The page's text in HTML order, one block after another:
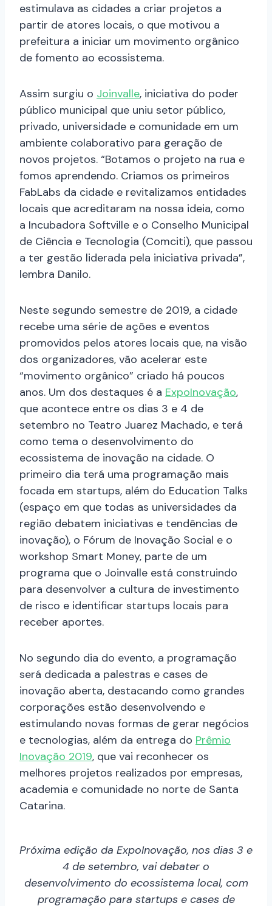
estimulava as cidades a criar projetos a
partir de atores locais, o que motivou a
prefeitura a iniciar um movimento orgânico
de fomento ao ecossistema.
Assim surgiu o Joinvalle, iniciativa do poder
público municipal que uniu setor público,
privado, universidade e comunidade em um
ambiente colaborativo para geração de
novos projetos. “Botamos o projeto na rua e
fomos aprendendo. Criamos os primeiros
FabLabs da cidade e revitalizamos entidades
locais que acreditaram na nossa ideia, como
a Incubadora Softville e o Conselho Municipal
de Ciência e Tecnologia (Comciti), que passou
a ter gestão liderada pela iniciativa privada”,
lembra Danilo.
Neste segundo semestre de 2019, a cidade
recebe uma série de ações e eventos
promovidos pelos atores locais que, na visão
dos organizadores, vão acelerar este
“movimento orgânico” criado há poucos
anos. Um dos destaques é a ExpoInovação,
que acontece entre os dias 3 e 4 de
setembro no Teatro Juarez Machado, e terá
como tema o desenvolvimento do
ecossistema de inovação na cidade. O
primeiro dia terá uma programação mais
focada em startups, além do Education Talks
(espaço em que todas as universidades da
região debatem iniciativas e tendências de
inovação), o Fórum de Inovação Social e o
workshop Smart Money, parte de um
programa que o Joinvalle está construindo
para desenvolver a cultura de investimento
de risco e identificar startups locais para
receber aportes.
No segundo dia do evento, a programação
será dedicada a palestras e cases de
inovação aberta, destacando como grandes
corporações estão desenvolvendo e
estimulando novas formas de gerar negócios
e tecnologias, além da entrega do Prêmio
Inovação 2019, que vai reconhecer os
melhores projetos realizados por empresas,
academia e comunidade no norte de Santa
Catarina.
Próxima edição da ExpoInovação, nos dias 3 e
4 de setembro, vai debater o
desenvolvimento do ecossistema local, com
programação para startups e cases de